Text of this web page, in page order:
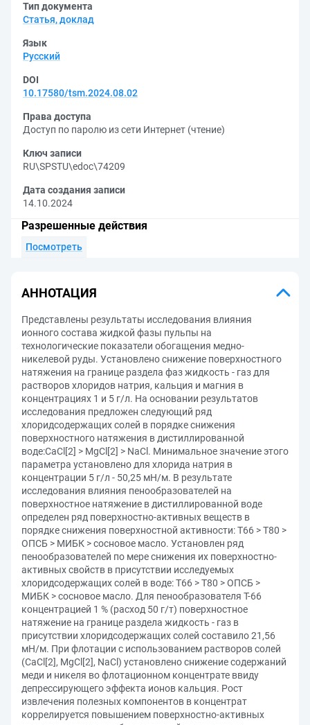
Тип документа
Статья, доклад
Язык
Русский
DOI
10.17580/tsm.2024.08.02
Права доступа
Доступ по паролю из сети Интернет (чтение)
Ключ записи
RU\SPSTU\edoc\74209
Дата создания записи
14.10.2024
Разрешенные действия
Посмотреть
АННОТАЦИЯ
Представлены результаты исследования влияния
ионного состава жидкой фазы пульпы на
технологические показатели обогащения медно-
никелевой руды. Установлено снижение поверхностного
натяжения на границе раздела фаз жидкость - газ для
растворов хлоридов натрия, кальция и магния в
концентрациях 1 и 5 г/л. На основании результатов
исследования предложен следующий ряд
хлоридсодержащих солей в порядке снижения
поверхностного натяжения в дистиллированной
воде:CaCl[2] > MgCl[2] > NaCl. Минимальное значение этого
параметра установлено для хлорида натрия в
концентрации 5 г/л - 50,25 мН/м. В результате
исследования влияния пенообразователей на
поверхностное натяжение в дистиллированной воде
определен ряд поверхностно-активных веществ в
порядке снижения поверхностной активности: Т66 > Т80 >
ОПСБ > МИБК > сосновое масло. Установлен ряд
пенообразователей по мере снижения их поверхностно-
активных свойств в присутствии исследуемых
хлоридсодержащих солей в воде: Т66 > Т80 > ОПСБ >
МИБК > сосновое масло. Для пенообразователя Т-66
концентрацией 1 % (расход 50 г/т) поверхностное
натяжение на границе раздела жидкость - газ в
присутствии хлоридсодержащих солей составило 21,56
мН/м. При флотации с использованием растворов солей
(CaCl[2], MgCl[2], NaCl) установлено снижение содержаний
меди и никеля во флотационном концентрате ввиду
депрессирующего эффекта ионов кальция. Рост
извлечения полезных компонентов в концентрат
коррелируется повышением поверхностно-активных